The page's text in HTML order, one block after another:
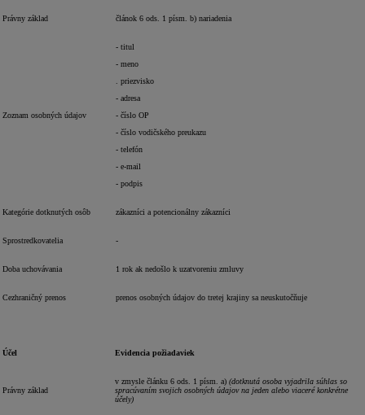
Právny základ článok 6 ods. 1 písm. b) nariadenia
Zoznam osobných údajov
- titul
- meno
. priezvisko
- adresa
- číslo OP
- číslo vodičského preukazu
- telefón
- e-mail
- podpis
Kategórie dotknutých osôb zákazníci a potencionálny zákazníci
Sprostredkovatelia -
Doba uchovávania 1 rok ak nedošlo k uzatvoreniu zmluvy
Cezhraničný prenos prenos osobných údajov do tretej krajiny sa neuskutočňuje
Účel Evidencia požiadaviek
Právny základ
v zmysle článku 6 ods. 1 písm. a) (dotknutá osoba vyjadrila súhlas so
spracúvaním svojich osobných údajov na jeden alebo viaceré konkrétne
účely)